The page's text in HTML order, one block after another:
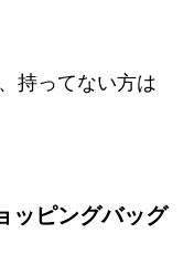
持ってない方は
ッピングバッグ